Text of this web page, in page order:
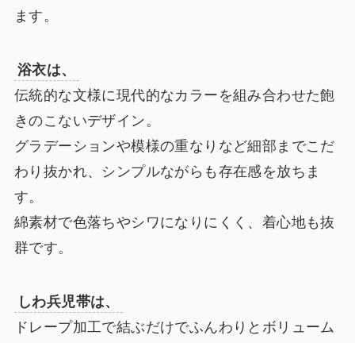
ます。
浴衣は、
伝統的な文様に現代的なカラーを組み合わせた飽
きのこないデザイン。
グラデーションや模様の重なりなど細部までこだ
わり抜かれ、シンプルながらも存在感を放ちま
す。
綿素材で色落ちやシワになりにくく、着心地も抜
群です。
しわ兵児帯は、
ドレープ加工で結ぶだけでふんわりとボリューム